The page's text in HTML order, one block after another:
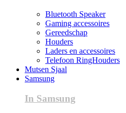
Bluetooth Speaker
Gaming accessoires
Gereedschap
Houders
Laders en accessoires
Telefoon RingHouders
Mutsen Sjaal
Samsung
In Samsung